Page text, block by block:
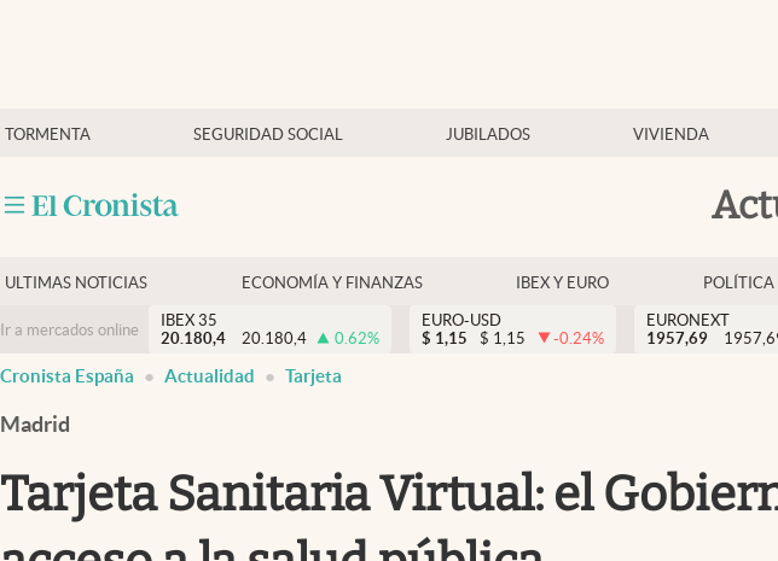
TORMENTA SEGURIDAD SOCIAL JUBILADOS VIVIENDA
Economía y finanzas
Criptomonedas
ULTIMAS NOTICIAS ECONOMÍA Y FINANZAS IBEX Y EURO POLÍTICA
Ir a mercados online
IBEX 35
20.180,4
20.180,4 0.62%
EURO-USD
$ 1,15 $ 1,15 -0.24%
EURONEXT
1957,69
Cronista España Actualidad Tarjeta
Madrid
Tarjeta Sanitaria Virtual: el